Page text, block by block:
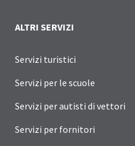
ALTRI SERVIZI
Servizi turistici
Servizi per le scuole
Servizi per autisti di vettori
Servizi per fornitori